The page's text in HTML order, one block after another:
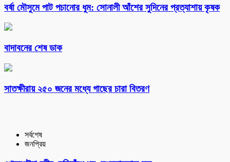
বর্ষা মৌসুমে পাট পচানোর ধুম: সোনালী আঁশের সুদিনের প্রত্যাশায় কৃষক
বাদাবনের শেষ ডাক
সাতক্ষীরায় ২৫০ জনের মধ্যে গাছের চারা বিতরণ
সর্বশেষ
জনপ্রিয়